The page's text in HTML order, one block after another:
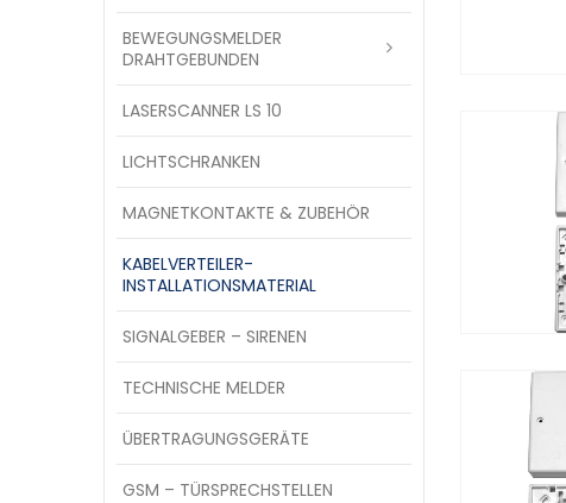
BEWEGUNGSMELDER
DRAHTGEBUNDEN
LASERSCANNER LS 10
LICHTSCHRANKEN
MAGNETKONTAKTE & ZUBEHÖR
KABELVERTEILER-
INSTALLATIONSMATERIAL
SIGNALGEBER – SIRENEN
TECHNISCHE MELDER
ÜBERTRAGUNGSGERÄTE
GSM – TÜRSPRECHSTELLEN